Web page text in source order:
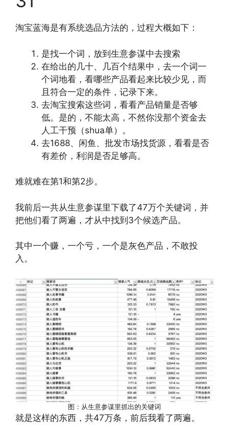
淘宝蓝海是有系统选品方法的，过程大概如下：
是找一个词，放到生意参谋中去搜索
在给出的几十、几百个结果中，去一个词一
个词地看，看哪些产品看起来比较少见，而
且符合一定的条件，记录下来。
去淘宝搜索这些词，看看产品销量是否够
低。是的，不能太高，不然你没那个资金去
人工干预（shua单）。
去1688、闲鱼、批发市场找货源，看看是否
有差价，利润是否足够高。
难就难在第1和第2步。
我前后一共从生意参谋里下载了47万个关键词，并
把他们看了两遍，才从中找到3个候选产品。
其中一个赚，一个亏，一个是灰色产品，不敢投
入。
图：从生意参谋里抓出的关键词
就是这样的东西，共47万条，前后我看了两遍。